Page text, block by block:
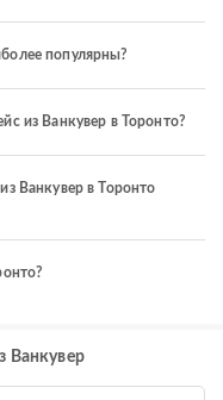
популярны?
из Ванкувер в Торонто?
Ванкувер в Торонто
Ванкувер